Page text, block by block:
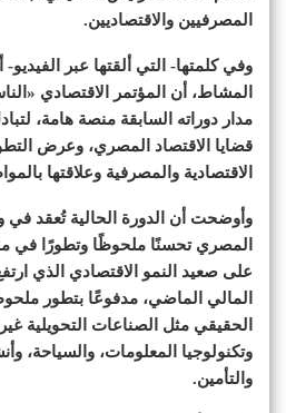
المصرفيين والاقتصاديين.
وفي كلمتها- التي ألقتها عبر الفيديو-
المشاط، أن المؤتمر الاقتصادي
مدار دوراته السابقة منصة هامة،
قضايا الاقتصاد المصري، وعرض
الاقتصادية والمصرفية وعلاقتها
وأوضحت أن الدورة الحالية تُعقد في
المصري تحسنًا ملحوظًا وتطورًا في
المالي الماضي، مدفوعًا بتطور
الحقيقي مثل الصناعات التحويلية غير
وتكنولوجيا المعلومات، والسياحة،
والتأمين.